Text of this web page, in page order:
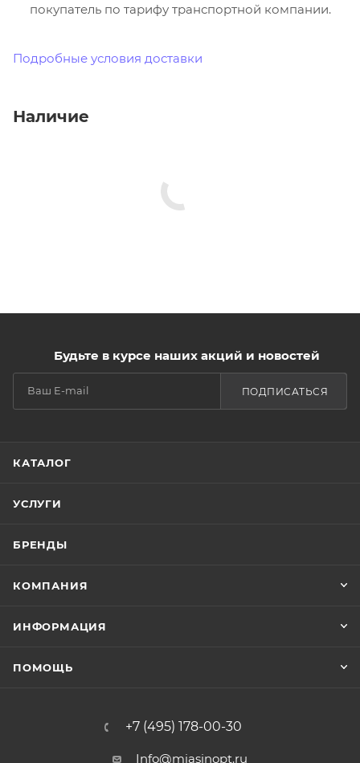
покупатель по тарифу транспортной компании.
Подробные условия доставки
Наличие
Будьте в курсе наших акций и новостей
ПОДПИСАТЬСЯ
КАТАЛОГ
УСЛУГИ
БРЕНДЫ
КОМПАНИЯ
ИНФОРМАЦИЯ
ПОМОЩЬ
+7 (495) 178-00-30
Info@miasinopt.ru